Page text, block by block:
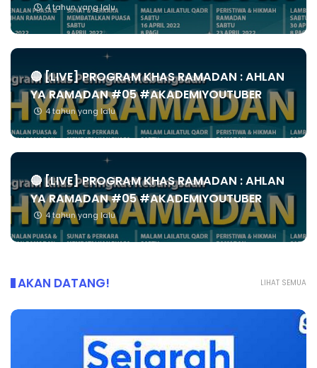
4 tahun yang lalu
🔴 [LIVE] PROGRAM KHAS RAMADAN : AHLAN
YA RAMADAN #05 #AKADEMIYOUTUBER
4 tahun yang lalu
🔴 [LIVE] PROGRAM KHAS RAMADAN : AHLAN
YA RAMADAN #05 #AKADEMIYOUTUBER
4 tahun yang lalu
LIHAT SEMUA
AKAN DATANG!